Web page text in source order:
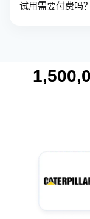
试用需要付费吗